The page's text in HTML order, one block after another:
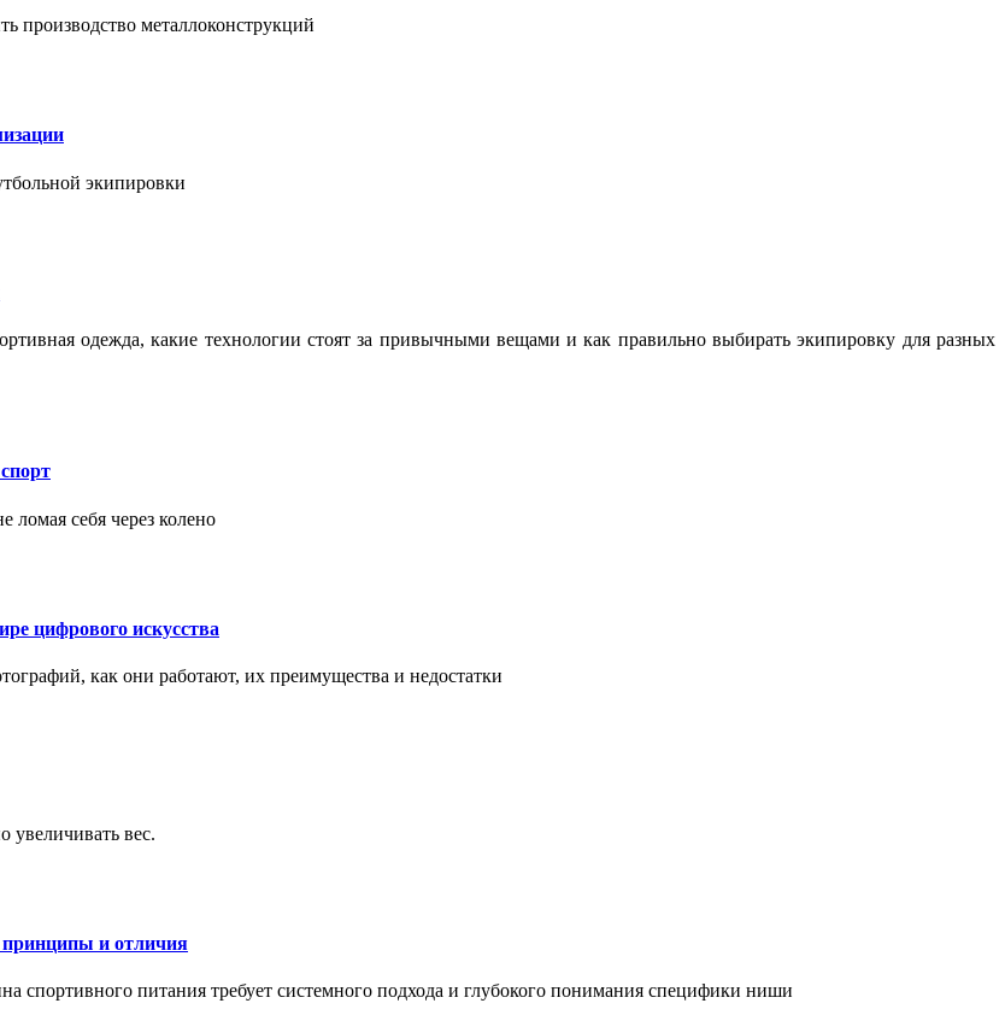
производство металлоконструкций
экипировки
одежда, какие технологии стоят за привычными вещами и как правильно выбирать экипировку для разных
ломая себя через колено
цифрового искусства
как они работают, их преимущества и недостатки
увеличивать вес.
принципы и отличия
спортивного питания требует системного подхода и глубокого понимания специфики ниши